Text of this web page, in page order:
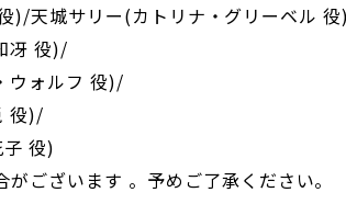
)/天城サリー(カトリナ・グリーベル
冴 役)/
ウォルフ 役)/
役)/
役)
ございます 。予めご了承ください。